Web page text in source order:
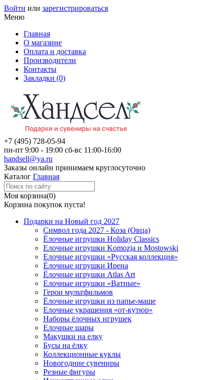
Войти или зарегистрироваться
Меню
Главная
О магазине
Оплата и доставка
Производители
Контакты
Закладки (0)
+7 (495) 728-05-94
пн-пт 9:00 - 19:00 сб-вс 11:00-16:00
handsell@ya.ru
Заказы онлайн принимаем круглосуточно
Каталог Главная
Моя корзина(0)
Корзина покупок пуста!
Подарки на Новый год 2027
Символ года 2027 - Коза (Овца)
Ёлочные игрушки Holiday Classics
Елочные игрушки Komozja и Mostowski
Елочные игрушки «Русская коллекция»
Ёлочные игрушки Ирена
Ёлочные игрушки Atlas Art
Елочные игрушки «Ватные»
Герои мультфильмов
Ёлочные игрушки из папье-маше
Елочные украшения «от-кутюр»
Наборы ёлочных игрушек
Елочные шары
Макушки на елку
Бусы на ёлку
Коллекционные куклы
Новогодние сувениры
Резные фигуры